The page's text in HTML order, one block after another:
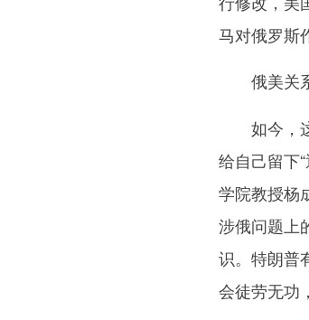
马对俄罗斯
俄美关
如今，这
给自己留下
学院教授杨
涉俄问题上
识。特朗普
会徒劳无功